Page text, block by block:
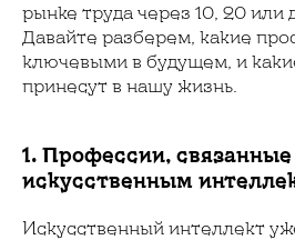
рынке труда через 10, 20 или
Давайте разберем, какие
ключевыми в будущем, и
принесут в нашу жизнь.
1. Профессии, связанные
искусственным
Искусственный интеллект